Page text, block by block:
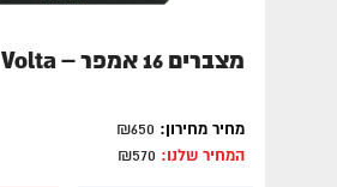
מצברים 16 אמפר – Volta
מחיר מחירון:
המחיר שלנו: